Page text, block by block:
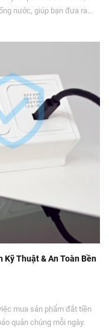
nước, giúp bạn đưa ra
Kỹ Thuật & An Toàn Bền
mua sản phẩm đắt tiền
quản chúng mỗi ngày.